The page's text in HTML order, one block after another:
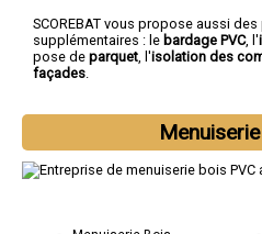
SCOREBAT vous propose aussi
supplémentaires : le bardage PVC, l'
pose de parquet , l'isolation des
façades